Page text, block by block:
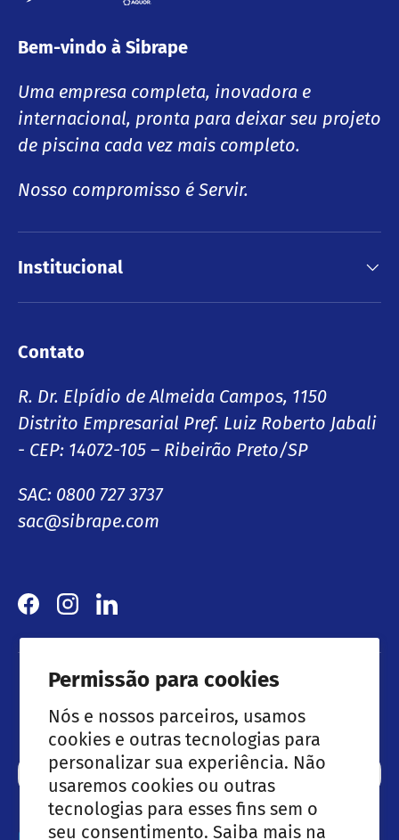
Permissão para cookies
Nós e nossos parceiros, usamos
cookies e outras tecnologias para
personalizar sua experiência. Não
usaremos cookies ou outras
tecnologias para esses fins sem o
seu consentimento. Saiba mais na
Bem-vindo à Sibrape
Uma empresa completa, inovadora e
internacional, pronta para deixar seu projeto
de piscina cada vez mais completo.
Nosso compromisso é Servir.
Institucional
Contato
R. Dr. Elpídio de Almeida Campos, 1150
Distrito Empresarial Pref. Luiz Roberto Jabali
- CEP: 14072-105 – Ribeirão Preto/SP
SAC: 0800 727 3737
sac@sibrape.com
Facebook
InstagramLinkedIn
Lançamentos & Ofertas especiais
Email